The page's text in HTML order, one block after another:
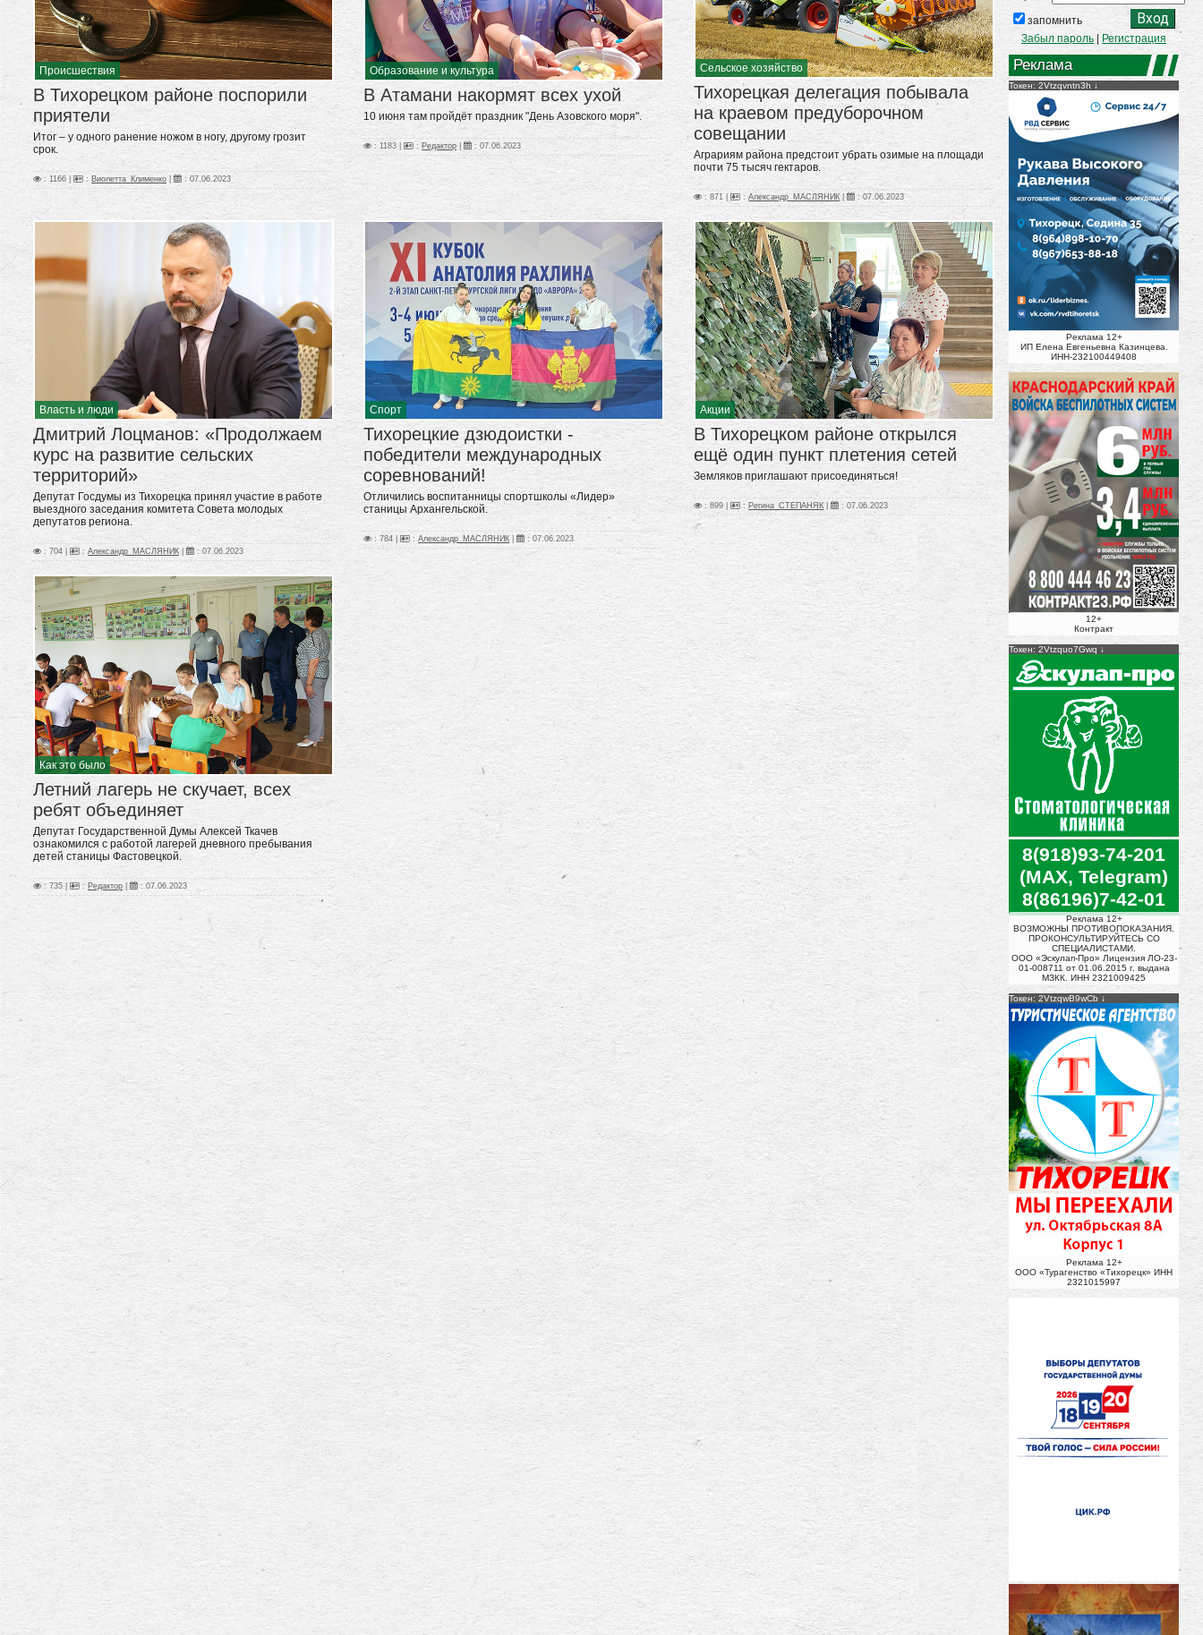
запомнить
Забыл пароль
Регистрация
Реклама
Токен: 2Vtzqvntn3h
Реклама 12+
ИП Елена Евгеньевна Казинцева.
ИНН-232100449408
12+
Контракт
Токен: 2Vtzquo7Gwq
8(918)93-74-201
(MAX, Telegram)
8(86196)7-42-01
Реклама 12+
ВОЗМОЖНЫ ПРОТИВОПОКАЗАНИЯ.
ПРОКОНСУЛЬТИРУЙТЕСЬ СО
СПЕЦИАЛИСТАМИ.
ООО «Эскулап-Про» Лицензия ЛО-23-
01-008711 от 01.06.2015 г. выдана
МЗКК. ИНН 2321009425
Токен: 2VtzqwB9wCb
Реклама 12+
ООО «Турагенство «Тихорецк» ИНН
2321015997
Происшествия
В Тихорецком районе поспорили
приятели
Итог – у одного ранение ножом в ногу, другому грозит
срок.
: 1166 | : Виолетта_Клименко : 07.06.2023
Образование и культура
В Атамани накормят всех ухой
10 июня там пройдёт праздник "День Азовского моря".
: 1183 | : Редактор | :07.06.2023
Сельское хозяйство
Тихорецкая делегация побывала
на краевом предуборочном
совещании
Аграриям района предстоит убрать озимые на площади
почти 75 тысяч гектаров.
: 871 | :Александр_МАСЛЯНИК| :07.06.2023
Власть и люди
Дмитрий Лоцманов: «Продолжаем
курс на развитие сельских
территорий»
Депутат Госдумы из Тихорецка принял участие в работе
выездного заседания комитета Совета молодых
депутатов региона.
: 704 | : Александр_МАСЛЯНИК : 07.06.2023
Спорт
Тихорецкие дзюдоистки -
победители международных
соревнований!
Отличились воспитанницы спортшколы «Лидер»
станицы Архангельской.
: 784 | :Александр_МАСЛЯНИК | :07.06.2023
Акции
В Тихорецком районе открылся
ещё один пункт плетения сетей
Земляков приглашают присоединяться!
: 899 | : Регина_СТЕПАНЯК | :07.06.2023
Как это было
Летний лагерь не скучает, всех
ребят объединяет
Депутат Государственной Думы Алексей Ткачев
ознакомился с работой лагерей дневного пребывания
детей станицы Фастовецкой.
: 735 | : Редактор : 07.06.2023